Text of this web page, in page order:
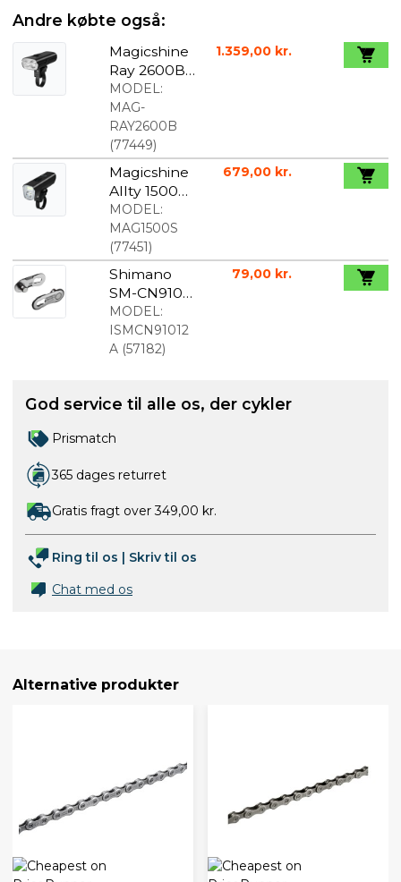
Andre købte også:
Magicshine
Ray 2600B
Lumen
Forlygte
MODEL:
MAG-
RAY2600B
(77449)
1.359,00 kr.
Magicshine
Allty 1500S
lumen
Forlygte
MODEL:
MAG1500S
(77451)
679,00 kr.
Shimano
SM-CN910-
12 samleled
12 speed 2
stk.
MODEL:
ISMCN91012
A(57182)
79,00 kr.
God service til alle os, der cykler
Prismatch
365 dages returret
Gratis fragt over 349,00 kr.
Ring til os | Skriv til os
Chat med os
Alternative produkter